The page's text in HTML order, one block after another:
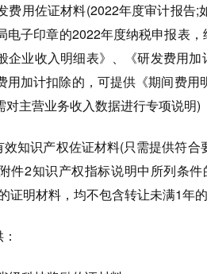
佐证材料(2022年度审计报告;
电子印章的2022年度纳税申报表
企业收入明细表》、《研发费用
用加计扣除的，可提供《期间费
主营业务收入数据进行专项说明)
识产权佐证材料(只需提供符合
件2知识产权指标说明中所列条
证明材料，均不包含转让未满1年